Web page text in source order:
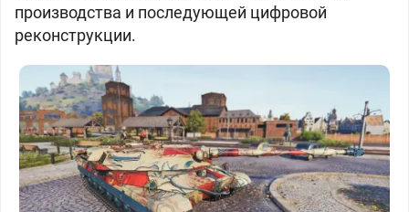
производства и последующей цифровой
реконструкции.